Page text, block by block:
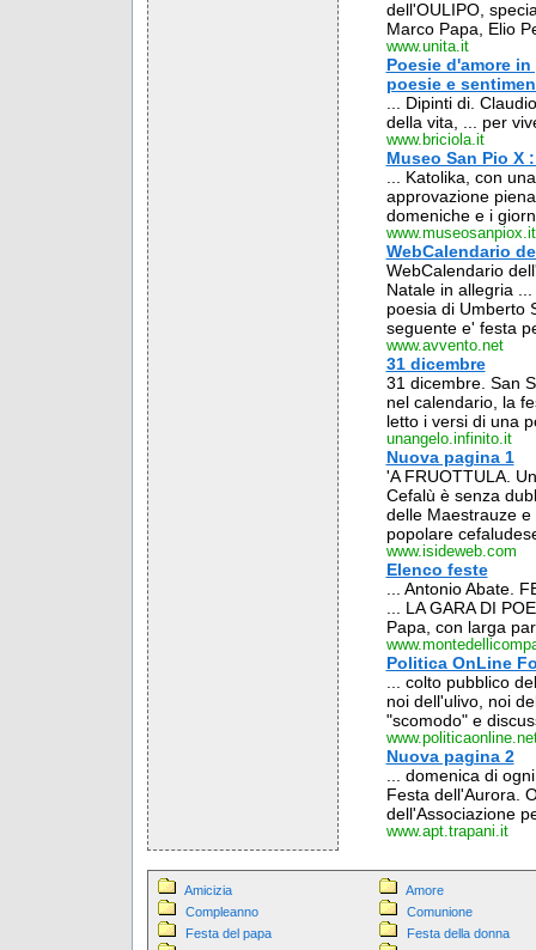
dell'OULIPO,
Marco Papa, Elio
www.unita.it
Poesie d'amore
poesie e
... Dipinti di.
della vita, ... per
www.briciola.it
Museo San Pio X
... Katolika, con
approvazione
domeniche e i
www.museosanpiox.it
WebCalendario
WebCalendario
Natale in allegria
poesia di Umberto
seguente e' festa
www.avvento.net
31 dicembre
31 dicembre. San
nel calendario, la
letto i versi di una
unangelo.infinito.it
Nuova pagina 1
'A FRUOTTULA.
Cefalù è senza
delle Maestrauze
popolare
www.isideweb.com
Elenco feste
... Antonio Abate.
... LA GARA DI
Papa, con larga
Politica OnLine
... colto pubblico
noi dell'ulivo, noi
"scomodo" e
Nuova pagina 2
... domenica di
Festa dell'Aurora.
dell'Associazione
www.apt.trapani.it
Amicizia
Amore
Compleanno
Comunione
Festa del papa
Festa della donna